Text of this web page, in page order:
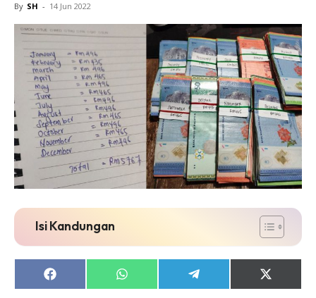
By SH - 14 Jun 2022
Isi Kandungan
Share
on
Share
on
Share
on
Share
on